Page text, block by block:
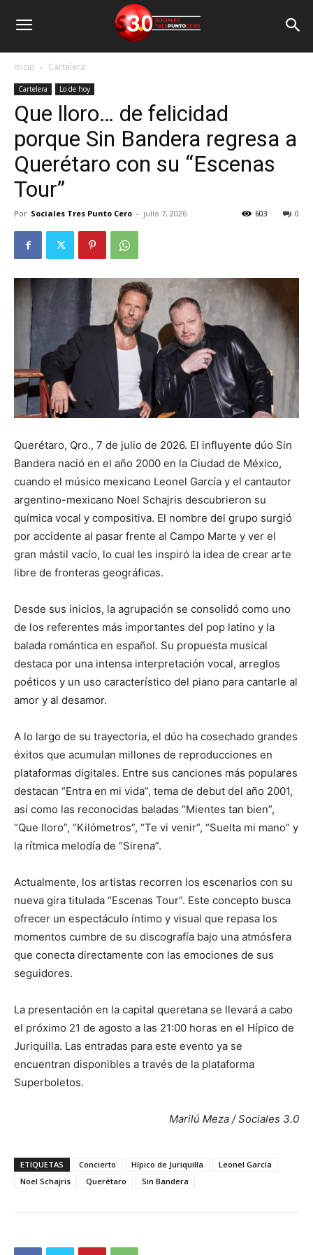
Inicio Cartelera
Cartelera Lo de hoy
Que lloro… de felicidad
porque Sin Bandera regresa a
Querétaro con su “Escenas
Tour”
Por Sociales Tres Punto Cero - julio 7, 2026 0
603
Querétaro, Qro., 7 de julio de 2026. El influyente dúo Sin
Bandera nació en el año 2000 en la Ciudad de México,
cuando el músico mexicano Leonel García y el cantautor
argentino-mexicano Noel Schajris descubrieron su
química vocal y compositiva. El nombre del grupo surgió
por accidente al pasar frente al Campo Marte y ver el
gran mástil vacío, lo cual les inspiró la idea de crear arte
libre de fronteras geográficas.
Desde sus inicios, la agrupación se consolidó como uno
de los referentes más importantes del pop latino y la
balada romántica en español. Su propuesta musical
destaca por una intensa interpretación vocal, arreglos
poéticos y un uso característico del piano para cantarle al
amor y al desamor.
A lo largo de su trayectoria, el dúo ha cosechado grandes
éxitos que acumulan millones de reproducciones en
plataformas digitales. Entre sus canciones más populares
destacan “Entra en mi vida”, tema de debut del año 2001,
así como las reconocidas baladas “Mientes tan bien”,
“Que lloro”, “Kilómetros”, “Te vi venir”, “Suelta mi mano” y
la rítmica melodía de “Sirena”.
Actualmente, los artistas recorren los escenarios con su
nueva gira titulada “Escenas Tour”. Este concepto busca
ofrecer un espectáculo íntimo y visual que repasa los
momentos cumbre de su discografía bajo una atmósfera
que conecta directamente con las emociones de sus
seguidores.
La presentación en la capital queretana se llevará a cabo
el próximo 21 de agosto a las 21:00 horas en el Hípico de
Juriquilla. Las entradas para este evento ya se
encuentran disponibles a través de la plataforma
Superboletos.
Marilú Meza / Sociales 3.0
ETIQUETAS Concierto Hípico de Juriquilla
Leonel García
Noel Schajris
Querétaro Sin Bandera